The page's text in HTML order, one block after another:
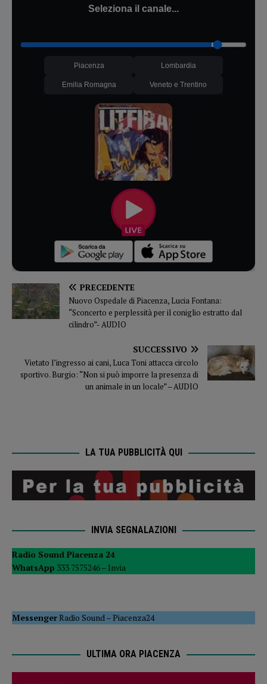
Seleziona il canale...
Piacenza Lombardia
Emilia Romagna Veneto e Trentino
PRECEDENTE
Nuovo Ospedale di Piacenza, Lucia Fontana:
“Sconcerto e perplessità per il coniglio estratto dal
cilindro”- AUDIO
SUCCESSIVO
Vietato l’ingresso ai cani, Luca Toni attacca circolo
sportivo. Burgio: “Non si può imporre la presenza di
un animale in un locale” – AUDIO
LA TUA PUBBLICITÀ QUI
INVIA SEGNALAZIONI
Radio Sound Piacenza 24
WhatsApp 333 7575246 – Invia
MessengerRadio Sound–Piacenza24
ULTIMA ORA PIACENZA